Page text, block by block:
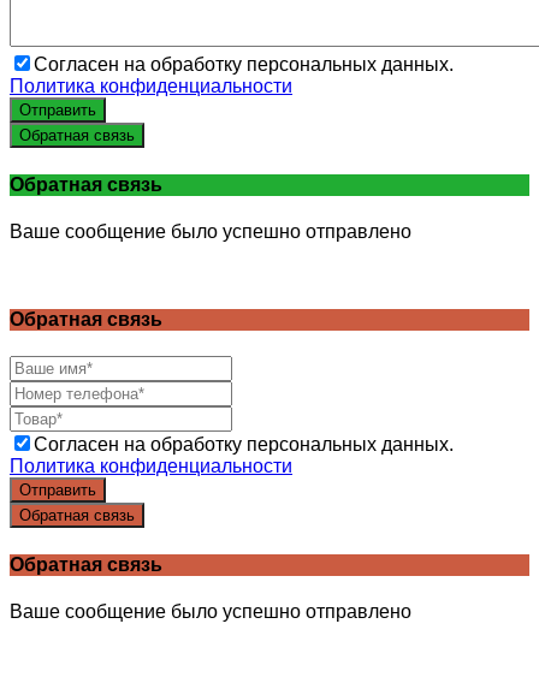
Согласен на обработку персональных данных.
Политика конфиденциальности
Отправить
Обратная связь
Обратная связь
Ваше сообщение было успешно отправлено
Обратная связь
Согласен на обработку персональных данных.
Политика конфиденциальности
Отправить
Обратная связь
Обратная связь
Ваше сообщение было успешно отправлено